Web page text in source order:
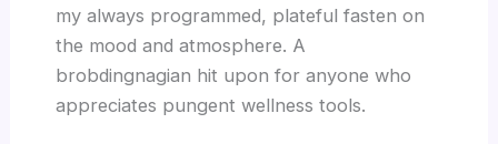
my always programmed, plateful fasten on
the mood and atmosphere. A
brobdingnagian hit upon for anyone who
appreciates pungent wellness tools.